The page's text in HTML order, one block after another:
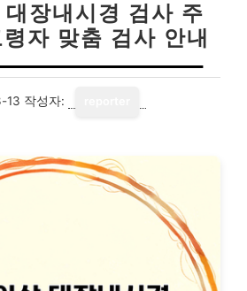
장내시경 검사 주
자 맞춤 검사 안내
13 작성자: